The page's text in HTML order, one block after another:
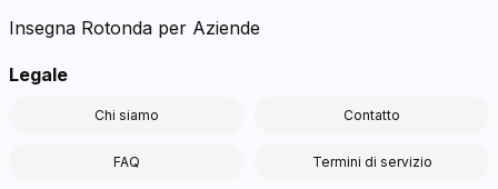
Insegna Rotonda per Aziende
Legale
Chi siamo Contatto
FAQ Termini di servizio